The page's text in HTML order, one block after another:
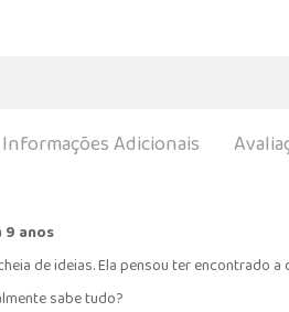
Informações Adicionais
9 anos
de ideias. Ela pensou ter encontrado
sabe tudo?